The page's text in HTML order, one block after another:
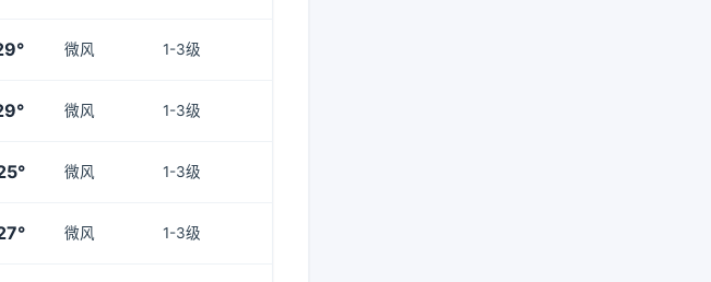
微风 1-3级
微风 1-3级
微风 1-3级
微风 1-3级